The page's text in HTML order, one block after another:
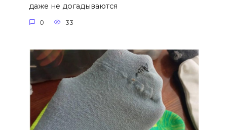
даже не догадываются
0 33